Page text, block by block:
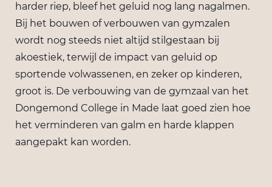
harder riep, bleef het geluid nog lang nagalmen.
Bij het bouwen of verbouwen van gymzalen
wordt nog steeds niet altijd stilgestaan bij
akoestiek, terwijl de impact van geluid op
sportende volwassenen, en zeker op kinderen,
groot is. De verbouwing van de gymzaal van het
Dongemond College in Made laat goed zien hoe
het verminderen van galm en harde klappen
aangepakt kan worden.